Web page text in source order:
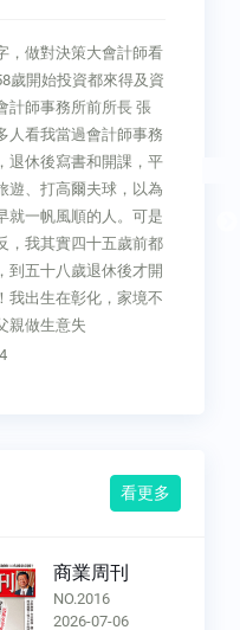
瘦瘦針始祖被美國賣藥
諾和諾德的「美式轉
兩年前，諾和諾德
）旗下的減重藥
興奮不已，市值一度衝
百億美元，躍居歐洲市
業寶座。如今， 這家
達（Wegovy）肥胖藥
（Ozempic）糖尿病藥
廠，連歐洲前三大藥廠
看更多
商業周刊
NO.2015
2026-06-29